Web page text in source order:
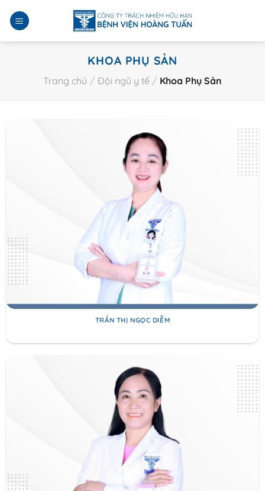
qua
KHOA PHỤ SẢN
Trang chủ / Đội ngũ y tế / Khoa Phụ Sản
TRẦN THỊ NGỌC DIỄM